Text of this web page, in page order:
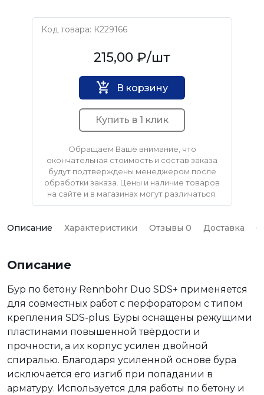
Код товара: К229166
215,00 ₽/шт
В корзину
Купить в 1 клик
Обращаем Ваше внимание, что
окончательная стоимость и состав заказа
будут подтверждены менеджером после
обработки заказа. Цены и наличие товаров
на сайте и в магазинах могут различаться.
Описание Характеристики Отзывы 0 Доставка
Описание
Бур по бетону Rennbohr Duo SDS+ применяется
для совместных работ с перфоратором с типом
крепления SDS-plus. Буры оснащены режущими
пластинами повышенной твёрдости и
прочности, а их корпус усилен двойной
спиралью. Благодаря усиленной основе бура
исключается его изгиб при попадании в
арматуру. Используется для работы по бетону и